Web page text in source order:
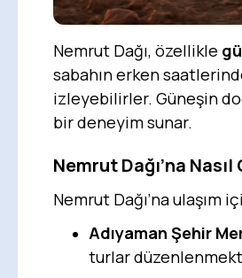
Nemrut Dağı, özellikle
sabahın erken
izleyebilirler. Güneşin
bir deneyim sunar.
Nemrut Dağı’na
Nemrut Dağı’na
Adıyaman Şehir
turlar